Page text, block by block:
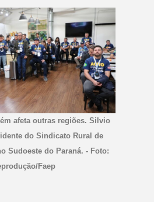
afeta outras regiões. Silvio
do Sindicato Rural de
Sudoeste do Paraná. - Foto:
Faep